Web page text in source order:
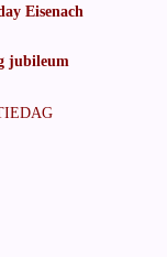
Eisenach
jubileum